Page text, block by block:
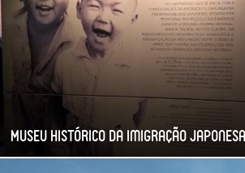
Museu Histórico da Imigração